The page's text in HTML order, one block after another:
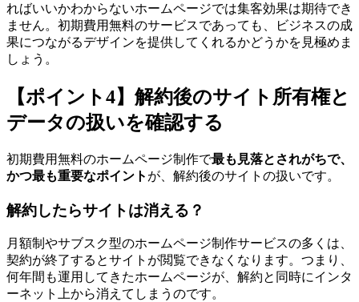
ればいいかわからないホームページでは集客効果は期待でき
ません。初期費用無料のサービスであっても、ビジネスの成
果につながるデザインを提供してくれるかどうかを見極めま
しょう。
【ポイント4】解約後のサイト所有権と
データの扱いを確認する
初期費用無料のホームページ制作で最も見落とされがちで、
かつ最も重要なポイント が、解約後のサイトの扱いです。
解約したらサイトは消える？
月額制やサブスク型のホームページ制作サービスの多くは、
契約が終了するとサイトが閲覧できなくなります。つまり、
何年間も運用してきたホームページが、解約と同時にインタ
ーネット上から消えてしまうのです。